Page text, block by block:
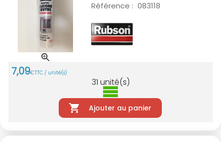
Référence : 083118
7,09€TTC / unité(s)
31 unité(s)
Ajouter au panier